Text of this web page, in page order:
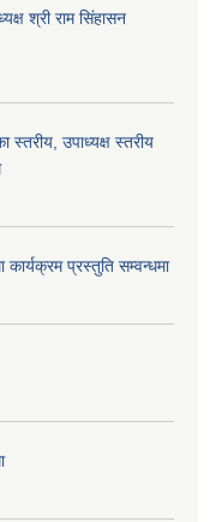
श्री राम सिंहासन
स्तरीय, उपाध्यक्ष स्तरीय
प्रस्तुति सम्वन्धमा